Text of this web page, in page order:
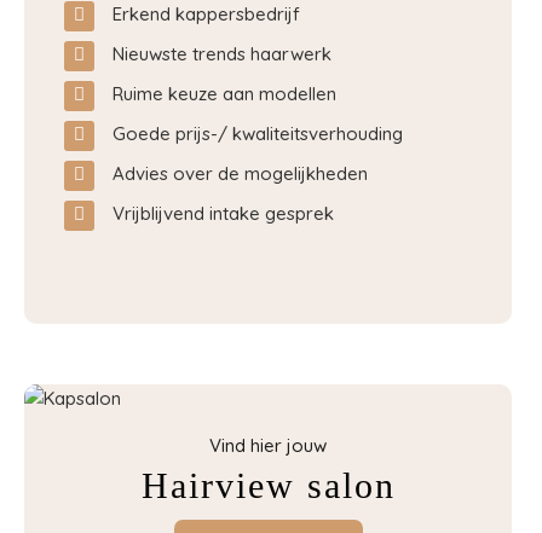
Erkend kappersbedrijf
Nieuwste trends haarwerk
Ruime keuze aan modellen
Goede prijs-/ kwaliteitsverhouding
Advies over de mogelijkheden
Vrijblijvend intake gesprek
Vind hier jouw
Hairview salon